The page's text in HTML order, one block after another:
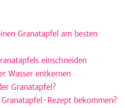
Granatapfel am besten
einschneiden
Wasser entkernen
Granatapfel?
Rezept bekommen?